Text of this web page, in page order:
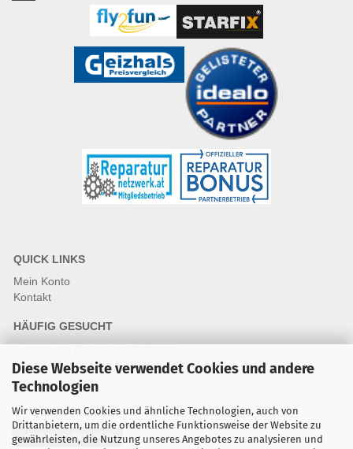
Diese Webseite verwendet Cookies und andere
Technologien
Wir verwenden Cookies und ähnliche Technologien, auch von
Drittanbietern, um die ordentliche Funktionsweise der Website zu
gewährleisten, die Nutzung unseres Angebotes zu analysieren und
QUICK LINKS
Mein Konto
Kontakt
HÄUFIG GESUCHT
Fragen und Antworten Webshop
Fragen & Antworten Reparatur
Qualitätsstandards für Ersatzteile
Reparaturablauf
Vertrag widerrufen